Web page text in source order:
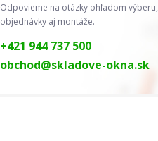
Odpovieme na otázky ohľadom výberu,
objednávky aj montáže.
+421 944 737 500
obchod@skladove-okna.sk